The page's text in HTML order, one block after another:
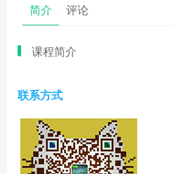
简介 评论
课程简介
联系方式